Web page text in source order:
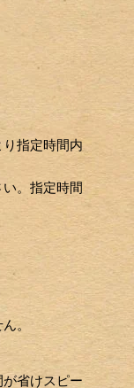
指定時間内
。指定時間
。
省けスピー